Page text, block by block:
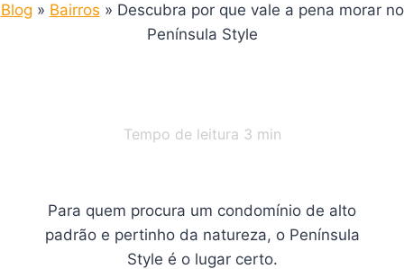
Blog » Bairros » Descubra por que vale a pena morar no
Península Style
Tempo de leitura 3 min
Para quem procura um condomínio de alto
padrão e pertinho da natureza, o Península
Style é o lugar certo.